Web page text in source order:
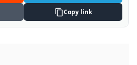
Copy link